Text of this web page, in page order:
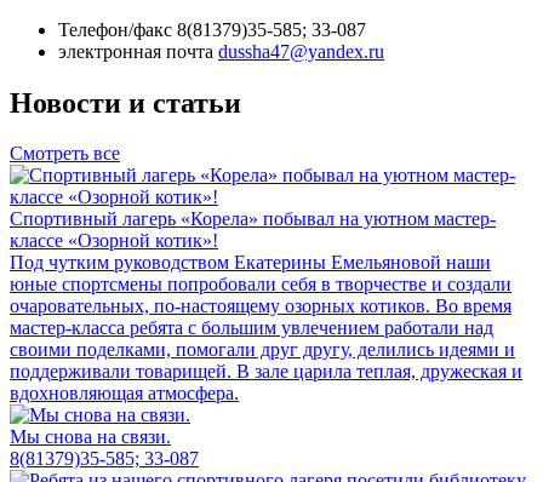
Телефон/факс 8(81379)35-585; 33-087
электронная почта dussha47@yandex.ru
Новости и статьи
Смотреть все
Спортивный лагерь «Корела» побывал на уютном мастер-
классе «Озорной котик»!
Под чутким руководством Екатерины Емельяновой наши
юные спортсмены попробовали себя в творчестве и создали
очаровательных, по-настоящему озорных котиков. Во время
мастер-класса ребята с большим увлечением работали над
своими поделками, помогали друг другу, делились идеями и
поддерживали товарищей. В зале царила теплая, дружеская и
вдохновляющая атмосфера.
Мы снова на связи.
8(81379)35-585; 33-087